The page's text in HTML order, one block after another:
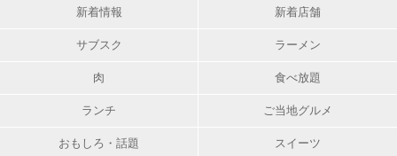
新着情報 新着店舗
サブスク ラーメン
肉 食べ放題
ランチ ご当地グルメ
おもしろ・話題 スイーツ